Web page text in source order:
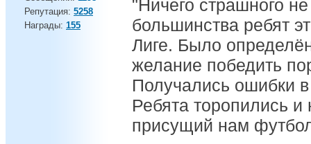
Репутация: 5258
Награды: 155
"Ничего страшного
большинства ребят
Лиге. Было
желание победить
Получались ошибки
Ребята торопились и
присущий нам